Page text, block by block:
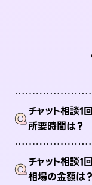
Qチャット相談1
所要時間は？
Qチャット相談1
相場の金額は？